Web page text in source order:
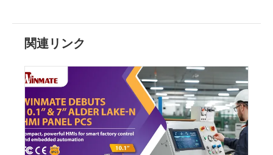
関連リンク